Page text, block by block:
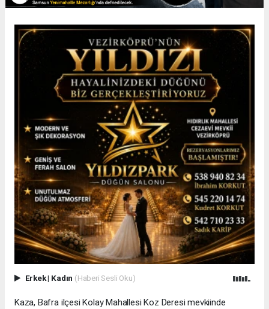
Erkek| Kadın (Haberi Sesli Oku)
Kaza, Bafra ilçesi Kolay Mahallesi Koz Deresi mevkiinde